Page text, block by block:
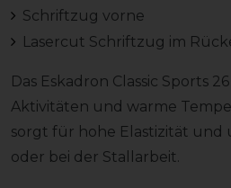
Schriftzug vorne
Lasercut Schriftzug im
Das Eskadron Classic Sports
Aktivitäten und warme
sorgt für hohe Elastizität
oder bei der Stallarbeit.